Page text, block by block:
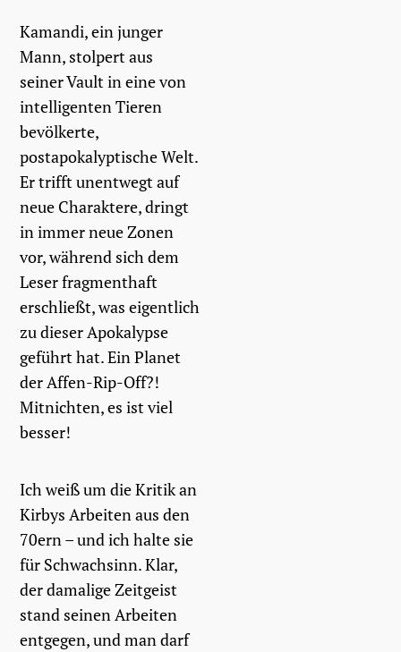
Kamandi, ein junger
Mann, stolpert aus
seiner Vault in eine von
intelligenten Tieren
bevölkerte,
postapokalyptische Welt.
Er trifft unentwegt auf
neue Charaktere, dringt
in immer neue Zonen
vor, während sich dem
Leser fragmenthaft
erschließt, was eigentlich
zu dieser Apokalypse
geführt hat. Ein Planet
der Affen-Rip-Off?!
Mitnichten, es ist viel
besser!
Ich weiß um die Kritik an
Kirbys Arbeiten aus den
70ern – und ich halte sie
für Schwachsinn. Klar,
der damalige Zeitgeist
stand seinen Arbeiten
entgegen, und man darf